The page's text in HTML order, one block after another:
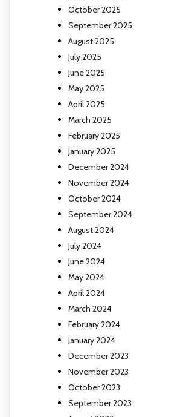
October 2025
September 2025
August 2025
July 2025
June 2025
May 2025
April 2025
March 2025
February 2025
January 2025
December 2024
November 2024
October 2024
September 2024
August 2024
July 2024
June 2024
May 2024
April 2024
March 2024
February 2024
January 2024
December 2023
November 2023
October 2023
September 2023